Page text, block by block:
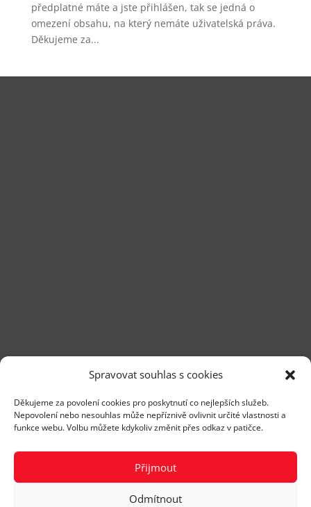
Spravovat souhlas s cookies
Děkujeme za povolení cookies pro poskytnutí co nejlepších služeb.
Nepovolení nebo nesouhlas může nepříznivě ovlivnit určité vlastnosti a
funkce webu. Volbu můžete kdykoliv změnit přes odkaz v patičce.
Přijmout
Odmítnout
předplatné máte a jste přihlášen, tak se jedná o
omezení obsahu, na který nemáte uživatelská práva.
Děkujeme za...